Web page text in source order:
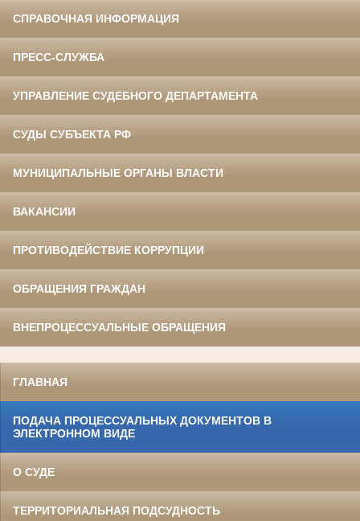
СПРАВОЧНАЯ ИНФОРМАЦИЯ
ПРЕСС-СЛУЖБА
УПРАВЛЕНИЕ СУДЕБНОГО ДЕПАРТАМЕНТА
СУДЫ СУБЪЕКТА РФ
МУНИЦИПАЛЬНЫЕ ОРГАНЫ ВЛАСТИ
ВАКАНСИИ
ПРОТИВОДЕЙСТВИЕ КОРРУПЦИИ
ОБРАЩЕНИЯ ГРАЖДАН
ВНЕПРОЦЕССУАЛЬНЫЕ ОБРАЩЕНИЯ
ГЛАВНАЯ
ПОДАЧА ПРОЦЕССУАЛЬНЫХ ДОКУМЕНТОВ В
ЭЛЕКТРОННОМ ВИДЕ
О СУДЕ
ТЕРРИТОРИАЛЬНАЯ ПОДСУДНОСТЬ